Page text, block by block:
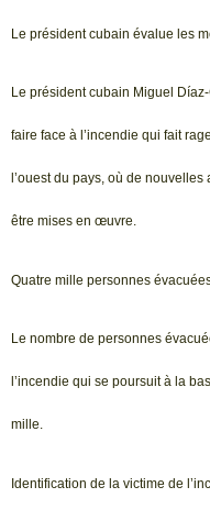
Le président cubain évalue les
Le président cubain Miguel
faire face à l’incendie qui fait
l’ouest du pays, où de
être mises en œuvre.
Quatre mille personnes
Le nombre de personnes
l’incendie qui se poursuit à la
mille.
Identification de la victime de